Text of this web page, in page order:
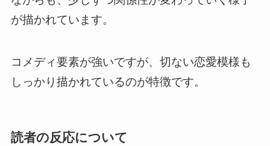
が描かれています。
コメディ要素が強いですが、切ない恋愛模様も
しっかり描かれているのが特徴です。
読者の反応について